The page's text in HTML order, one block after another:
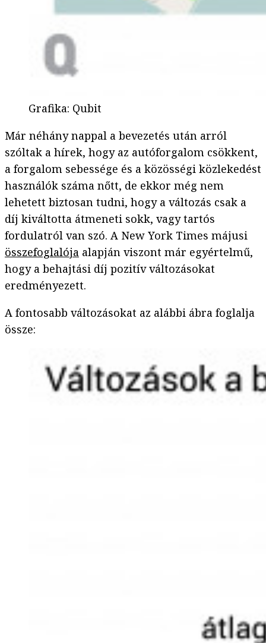
Grafika: Qubit
Már néhány nappal a bevezetés után arról
szóltak a hírek, hogy az autóforgalom csökkent,
a forgalom sebessége és a közösségi közlekedést
használók száma nőtt, de ekkor még nem
lehetett biztosan tudni, hogy a változás csak a
díj kiváltotta átmeneti sokk, vagy tartós
fordulatról van szó. A New York Times májusi
összefoglalója alapján viszont már egyértelmű,
hogy a behajtási díj pozitív változásokat
eredményezett.
A fontosabb változásokat az alábbi ábra foglalja
össze: